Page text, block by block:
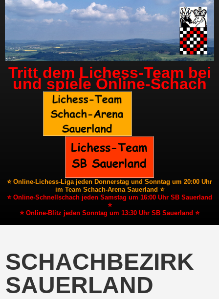
Tritt dem Lichess-Team bei
und spiele Online-Schach
⭐ Online-Lichess-Liga jeden Donnerstag und Sonntag um 20:00 Uhr
im Team Schach-Arena Sauerland ⭐
⭐ Online-Schnellschach jeden Samstag um 16:00 Uhr SB Sauerland
⭐
⭐ Online-Blitz jeden Sonntag um 13:30 Uhr SB Sauerland ⭐
SCHACHBEZIRK
SAUERLAND